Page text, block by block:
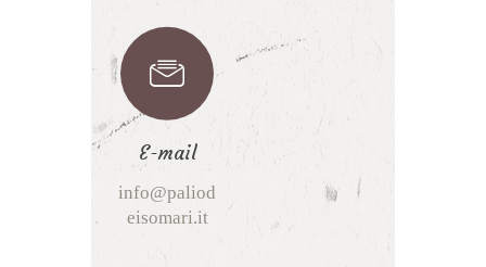
E-mail
info@paliod
eisomari.it